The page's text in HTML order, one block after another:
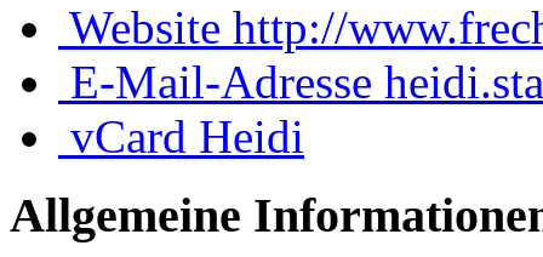
Website http://
E-Mail-Adresse
vCard Heidi
Allgemeine